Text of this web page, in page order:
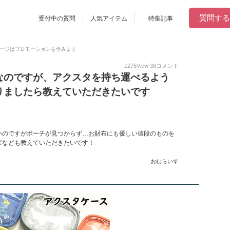
受付中の質問 人気アイテム 特集記事 質問する
ジはプロモーションを含みます
1275View 38コメント
ですが、アクスタを持ち運べるよう
したら教えていただきたいです
ですがポーチが見つからず…お財布にも優しい値段のものを
ども教えていただきたいです！
おむらいす